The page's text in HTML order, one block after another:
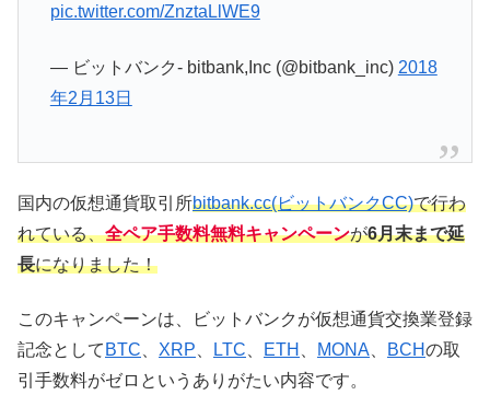
pic.twitter.com/ZnztaLlWE9
— ビットバンク- bitbank,Inc (@bitbank_inc) 2018
年2月13日
国内の仮想通貨取引所bitbank.cc(ビットバンクCC)で行わ
れている、全ペア手数料無料キャンペーンが6月末まで延
長になりました！
このキャンペーンは、ビットバンクが仮想通貨交換業登録
記念として BTC XRP LTC ETH MONA BCHの取
引手数料がゼロというありがたい内容です。